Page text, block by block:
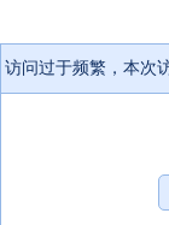
访问过于频繁，本次